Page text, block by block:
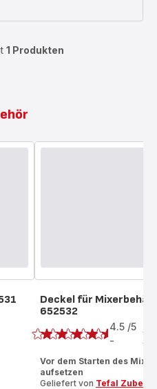
1 Produkten
Deckel für
652532
Bewertung
4.5 /5
-
Vor dem Starten des
aufsetzen
Geliefert von Tefal